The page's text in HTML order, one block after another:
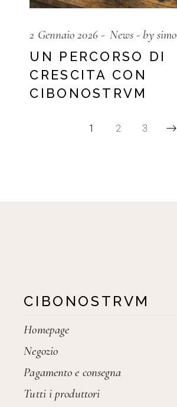
2 Gennaio 2026 News by simo
UN PERCORSO DI
CRESCITA CON
CIBONOSTRVM
1 2 3
CIBONOSTRVM
Homepage
Negozio
Pagamento e consegna
Tutti i produttori